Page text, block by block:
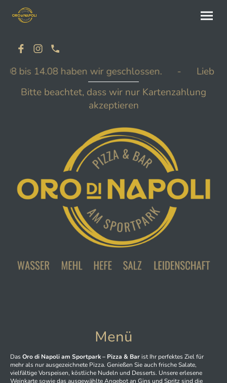
bis 14.08 haben wir geschlossen. -
Liebe
Bitte beachtet, dass wir nur Kartenzahlung
akzeptieren
Menü
DasOro di Napoli am Sportpark – Pizza & Bar ist Ihr perfektes Ziel für
mehr als nur ausgezeichnete Pizza. Genießen Sie auch frische Salate,
vielfältige Vorspeisen, köstliche Nudeln und Desserts. Unsere erlesene
Weinkarte sowie das ausgewählte Angebot an Gins und Spritz sind die